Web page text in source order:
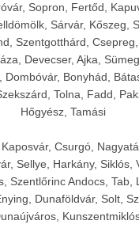
Sopron, Fertőd,
Sárvár, Kőszeg,
Szentgotthárd,
Devecser, Ajka,
Dombóvár, Bonyhád,
Tolna, Fadd,
Hőgyész, Tamási
Csurgó,
Sellye, Harkány, Siklós,
Szentlőrinc Andocs, Tab,
Dunaföldvár, Solt,